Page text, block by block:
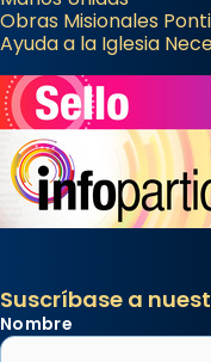
Obras Misionales
Ayuda a la Iglesia
Suscríbase a
Nombre